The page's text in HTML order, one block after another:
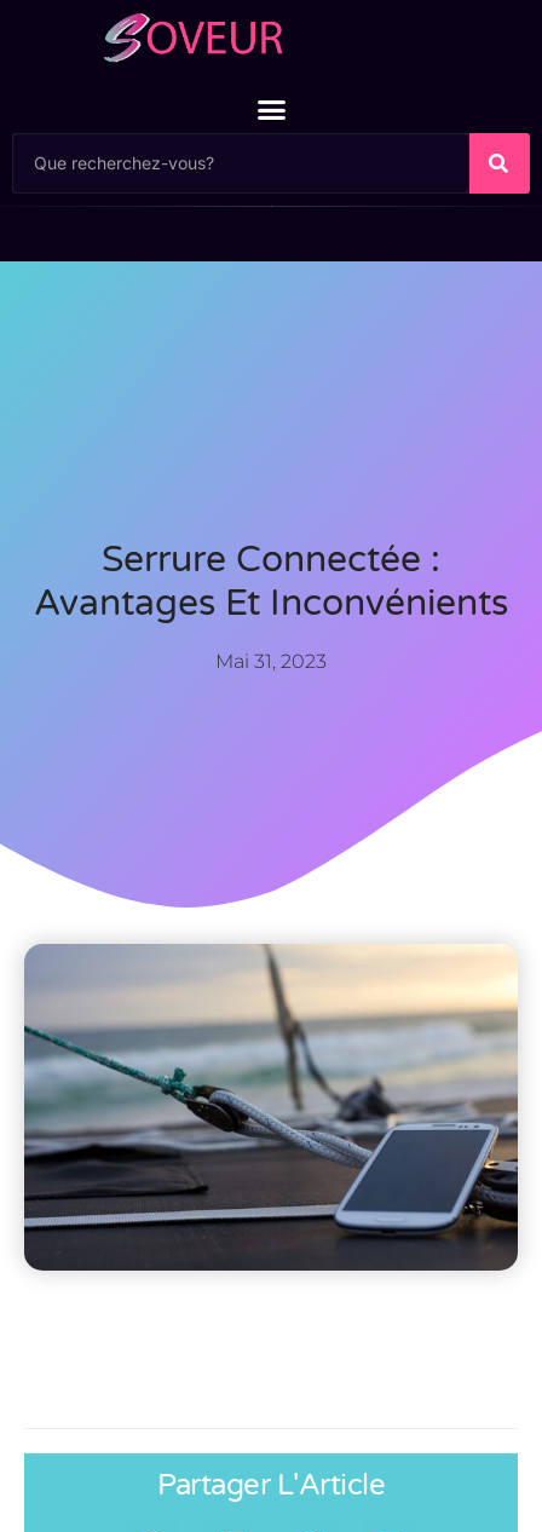
Serrure Connectée :
Avantages Et Inconvénients
Mai 31, 2023
Partager L'Article